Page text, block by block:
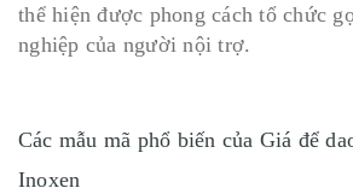
thể hiện được phong cách tổ chức
nghiệp của người nội trợ.
Các mẫu mã phổ biến của Giá để
Inoxen